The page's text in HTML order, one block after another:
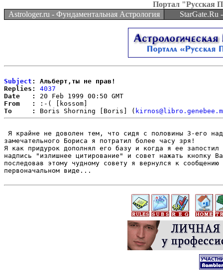
Портал "Русская
Astrologer.ru - Фундаментальная Астрология
StarGate.Ru
Subject : Альберт,ты не прав!
Replies:
4037
Date   :
From   :
To     :
Boris Shorning [Boris] (
Я крайне не доволен тем, что сидя с половины 3-его над
замечательного Бориса я потратил более часу зря!
Я как придурок дополнял его базу и когда я ее
надпись "излишнее цитирование" и совет нажать кнопку
последовав этому чудному совету я вернулся к
первоначальном виде...